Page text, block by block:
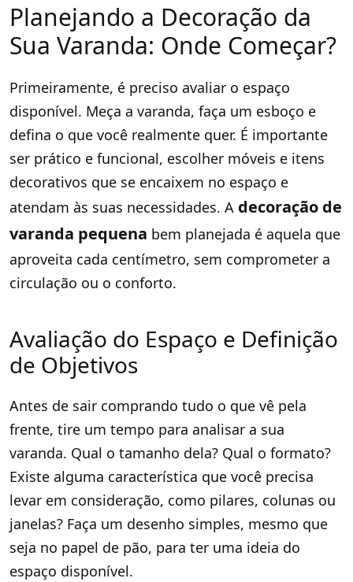
Planejando a Decoração da
Sua Varanda: Onde Começar?
Primeiramente, é preciso avaliar o espaço
disponível. Meça a varanda, faça um esboço e
defina o que você realmente quer. É importante
ser prático e funcional, escolher móveis e itens
decorativos que se encaixem no espaço e
atendam às suas necessidades. A decoração de
varanda pequena bem planejada é aquela que
aproveita cada centímetro, sem comprometer a
circulação ou o conforto.
Avaliação do Espaço e Definição
de Objetivos
Antes de sair comprando tudo o que vê pela
frente, tire um tempo para analisar a sua
varanda. Qual o tamanho dela? Qual o formato?
Existe alguma característica que você precisa
levar em consideração, como pilares, colunas ou
janelas? Faça um desenho simples, mesmo que
seja no papel de pão, para ter uma ideia do
espaço disponível.